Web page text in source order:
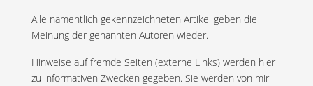
Alle namentlich gekennzeichneten Artikel geben die
Meinung der genannten Autoren wieder.
Hinweise auf fremde Seiten (externe Links) werden hier
zu informativen Zwecken gegeben. Sie werden von mir